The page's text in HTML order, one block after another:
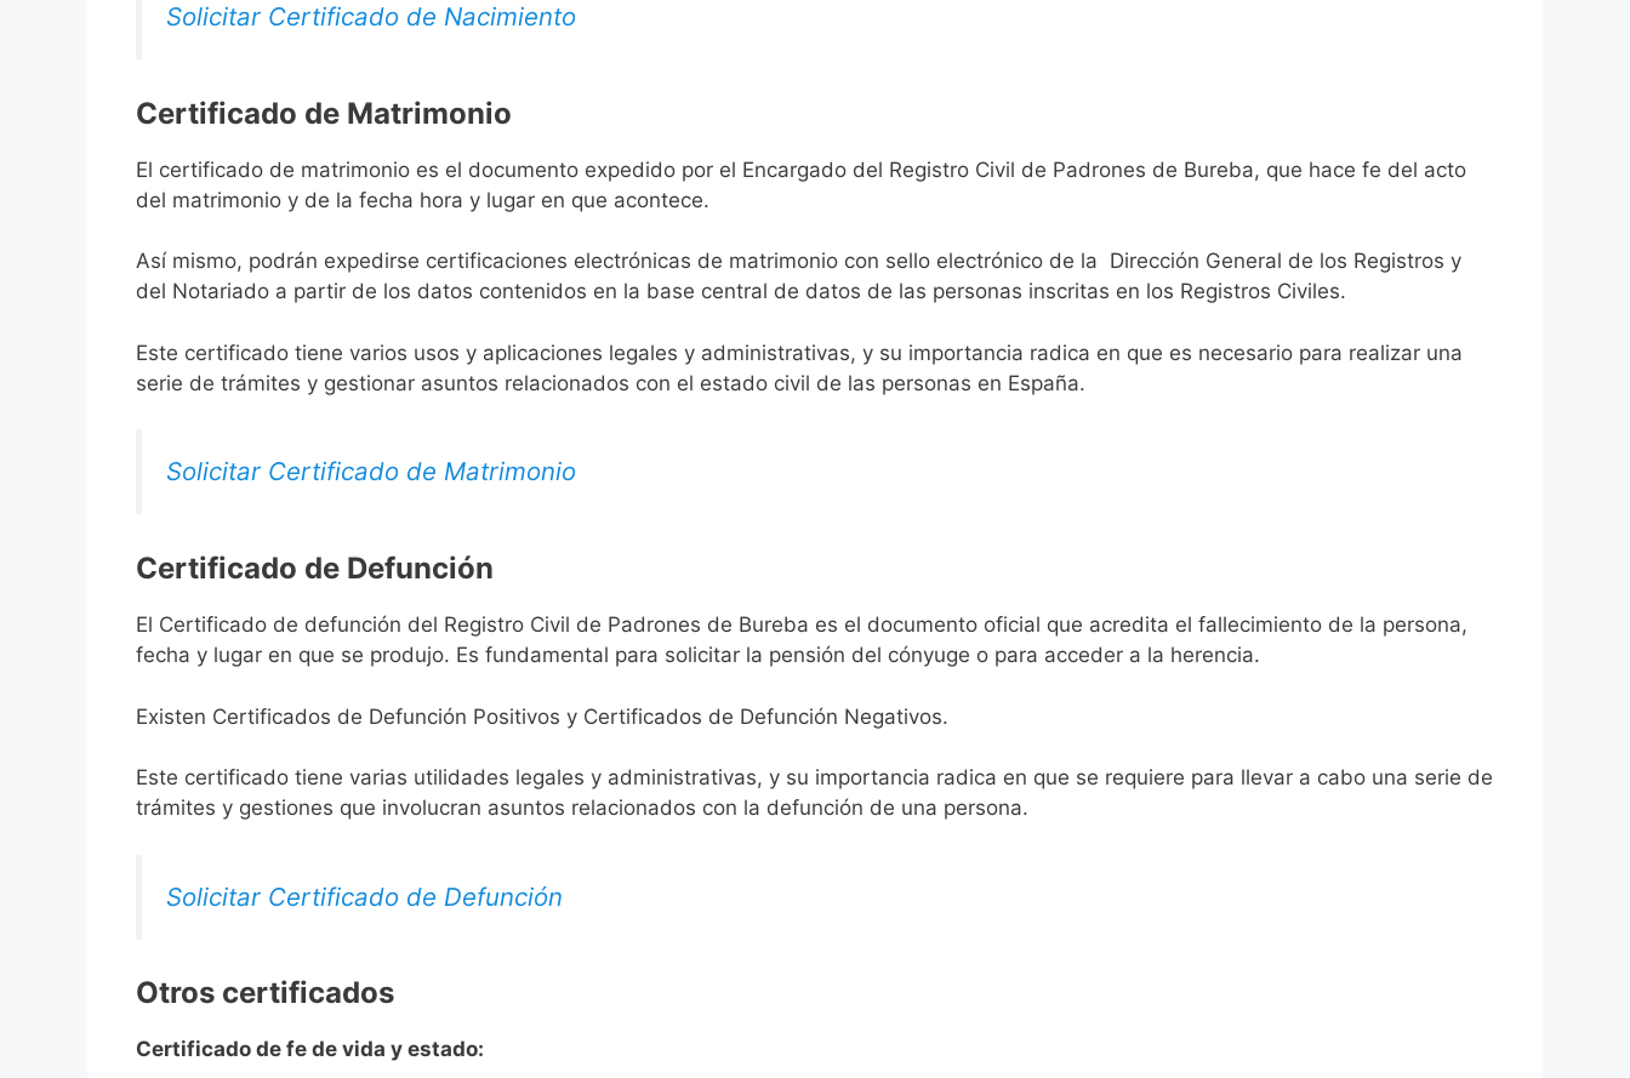
Solicitar Certificado de Nacimiento
Certificado de Matrimonio
El certificado de matrimonio es el documento expedido por el Encargado del Registro Civil de Padrones de Bureba, que hace fe del acto
del matrimonio y de la fecha hora y lugar en que acontece.
Así mismo, podrán expedirse certificaciones electrónicas de matrimonio con sello electrónico de la Dirección General de los Registros y
del Notariado a partir de los datos contenidos en la base central de datos de las personas inscritas en los Registros Civiles.
Este certificado tiene varios usos y aplicaciones legales y administrativas, y su importancia radica en que es necesario para realizar una
serie de trámites y gestionar asuntos relacionados con el estado civil de las personas en España.
Solicitar Certificado de Matrimonio
Certificado de Defunción
El Certificado de defunción del Registro Civil de Padrones de Bureba es el documento oficial que acredita el fallecimiento de la persona,
fecha y lugar en que se produjo. Es fundamental para solicitar la pensión del cónyuge o para acceder a la herencia.
Existen Certificados de Defunción Positivos y Certificados de Defunción Negativos.
Este certificado tiene varias utilidades legales y administrativas, y su importancia radica en que se requiere para llevar a cabo una serie de
trámites y gestiones que involucran asuntos relacionados con la defunción de una persona.
Solicitar Certificado de Defunción
Otros certificados
Certificado de fe de vida y estado: